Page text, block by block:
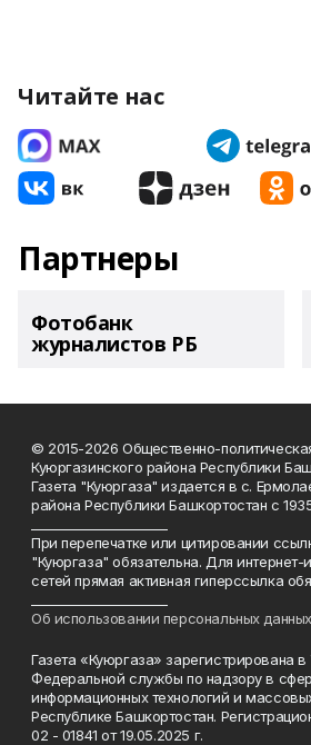
Читайте нас
Партнеры
Фотобанк
журналистов РБ
© 2015-2026 Общественно-
Куюргазинского района Республики
Газета "Куюргаза" издается в с.
района Республики Башкортостан с
При перепечатке или цитировании
"Куюргаза" обязательна. Для
сетей прямая активная гиперссылка
Об использовании персональных данных
Газета «Куюргаза» зарегистрирована
Федеральной службы по надзору в
информационных технологий и
Республике Башкортостан.
02 - 01841 от 19.05.2025 г.